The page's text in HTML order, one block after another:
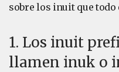
sobre los inuit que todo
1. Los inuit
llamen inuk o